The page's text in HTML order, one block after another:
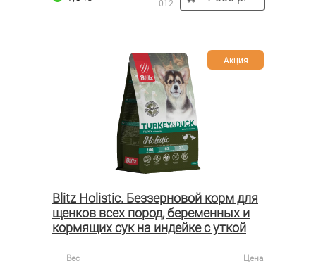
012
Акция
Blitz Holistic. Беззерновой корм для
щенков всех пород, беременных и
кормящих сук на индейке с уткой
Вес Цена